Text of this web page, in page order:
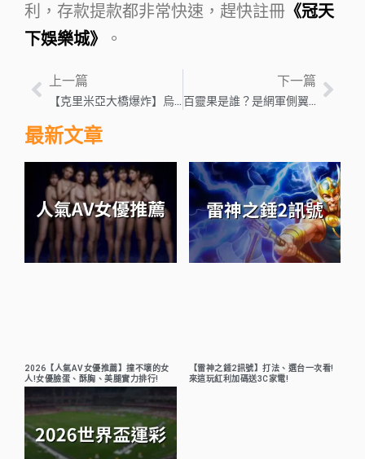
利，存款提款都非常快速，趕快註冊 《冠天
下娛樂城》
。
上一篇
【克里米亞大橋爆炸】烏克蘭：恭祝普丁70歲大壽
下一篇
百靈果是誰？是網軍側翼？百靈果人物解析
最新文章
2026【人氣AV女優推薦】撞不壞的女
人!女優臉蛋、酥胸、美腿實力排行!
【雷神之錘2訊號】打法、選台一次看!
來這玩紅利加碼送3C家電!